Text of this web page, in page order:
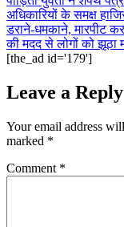
अधिकारियों के समक्ष
डराने-धमकाने, मारपीट
की मदद से लोगों को झूठा
[the_ad id='179']
Leave a Reply
Your email address
marked *
Comment *